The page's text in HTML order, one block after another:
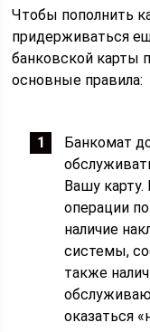
Чтобы пополнить
придерживаться
банковской карты
основные правила:
Банкомат
Вашу
операции
наличие
системы,
также
оказаться